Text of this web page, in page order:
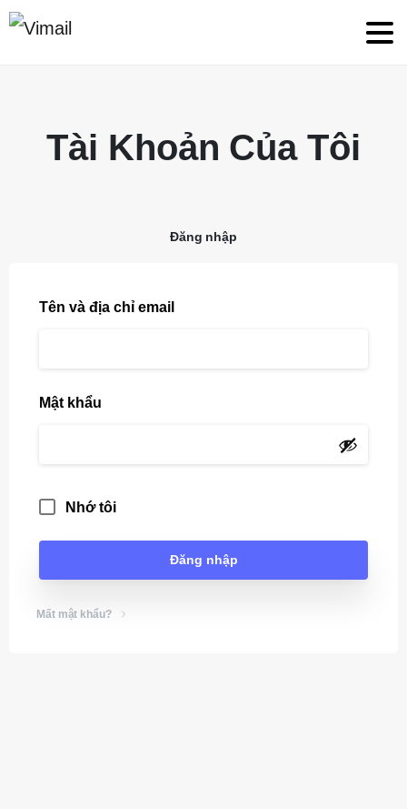
Tài Khoản Của Tôi
Đăng nhập
Tên và địa chỉ email
Mật khẩu
Nhớ tôi
Đăng nhập
Mất mật khẩu?